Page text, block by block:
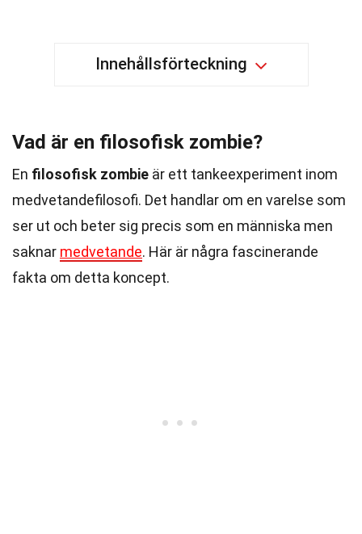
Innehållsförteckning
Vad är en filosofisk zombie?
En filosofisk zombie är ett tankeexperiment inom
medvetandefilosofi. Det handlar om en varelse som
ser ut och beter sig precis som en människa men
saknar medvetande. Här är några fascinerande
fakta om detta koncept.